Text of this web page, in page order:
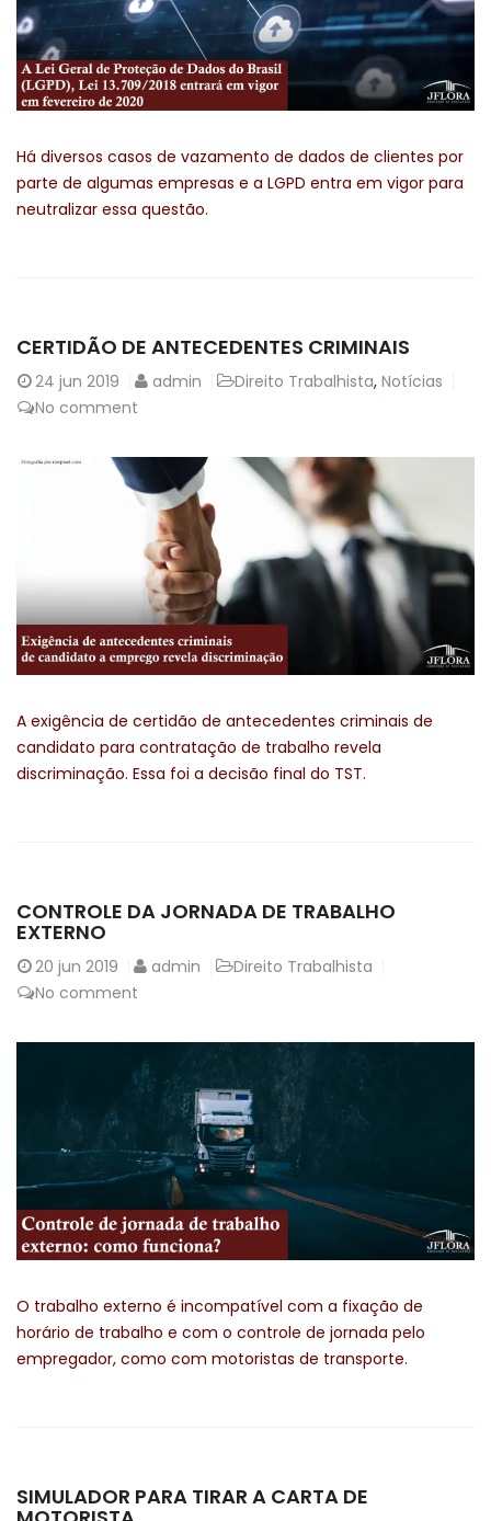
Há diversos casos de vazamento de dados de clientes por
parte de algumas empresas e a LGPD entra em vigor para
neutralizar essa questão.
CERTIDÃO DE ANTECEDENTES CRIMINAIS
24 jun 2019 admin Direito Trabalhista, Notícias
No comment
A exigência de certidão de antecedentes criminais de
candidato para contratação de trabalho revela
discriminação. Essa foi a decisão final do TST.
CONTROLE DA JORNADA DE TRABALHO
EXTERNO
20 jun 2019 admin
Direito Trabalhista
No comment
O trabalho externo é incompatível com a fixação de
horário de trabalho e com o controle de jornada pelo
empregador, como com motoristas de transporte.
SIMULADOR PARA TIRAR A CARTA DE